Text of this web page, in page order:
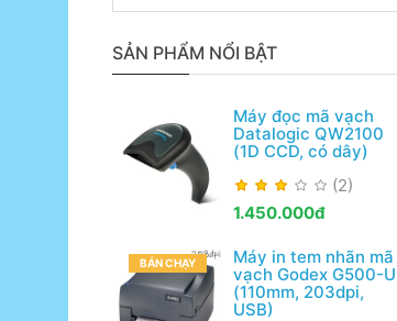
SẢN PHẨM NỔI BẬT
Máy đọc mã vạch
Datalogic QW2100
(1D CCD, có dây)
(2)
1.450.000đ
BÁN CHẠY
Máy in tem nhãn mã
vạch Godex G500-U
(110mm, 203dpi,
USB)